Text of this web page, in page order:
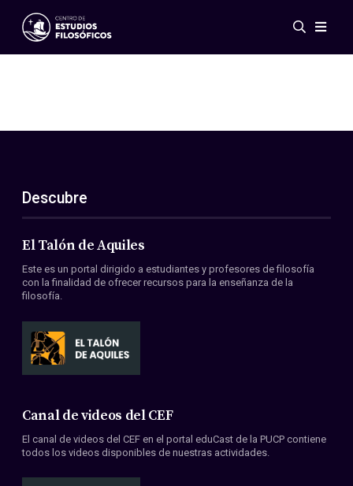
Eventos
ES
EN
Acerca de nosotros
Miembros
Convenios
Descubre
El Talón de Aquiles
Este es un portal dirigido a estudiantes y profesores de filosofía
con la finalidad de ofrecer recursos para la enseñanza de la
filosofía.
Canal de videos del CEF
El canal de videos del CEF en el portal eduCast de la PUCP contiene
todos los videos disponibles de nuestras actividades.